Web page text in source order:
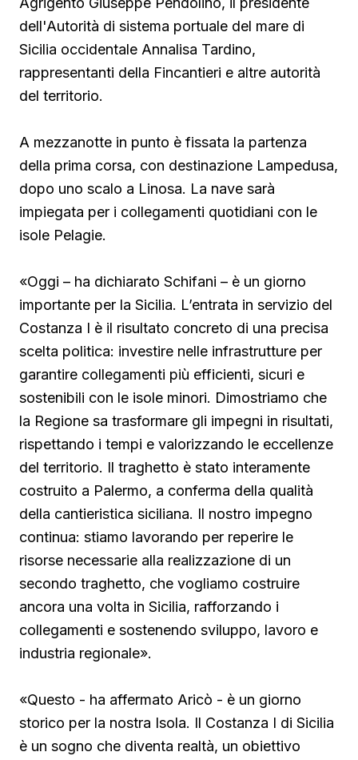
dell'Autorità di sistema portuale del mare di
Sicilia occidentale Annalisa Tardino,
rappresentanti della Fincantieri e altre autorità
del territorio.
A mezzanotte in punto è fissata la partenza
della prima corsa, con destinazione Lampedusa,
dopo uno scalo a Linosa. La nave sarà
impiegata per i collegamenti quotidiani con le
isole Pelagie.
«Oggi – ha dichiarato Schifani – è un giorno
importante per la Sicilia. L’entrata in servizio del
Costanza I è il risultato concreto di una precisa
scelta politica: investire nelle infrastrutture per
garantire collegamenti più efficienti, sicuri e
sostenibili con le isole minori. Dimostriamo che
la Regione sa trasformare gli impegni in risultati,
rispettando i tempi e valorizzando le eccellenze
del territorio. Il traghetto è stato interamente
costruito a Palermo, a conferma della qualità
della cantieristica siciliana. Il nostro impegno
continua: stiamo lavorando per reperire le
risorse necessarie alla realizzazione di un
secondo traghetto, che vogliamo costruire
ancora una volta in Sicilia, rafforzando i
collegamenti e sostenendo sviluppo, lavoro e
industria regionale».
«Questo - ha affermato Aricò - è un giorno
storico per la nostra Isola. Il Costanza I di Sicilia
è un sogno che diventa realtà, un obiettivo